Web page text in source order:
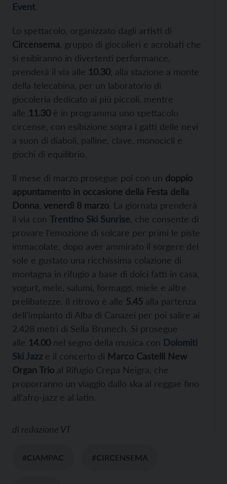
Event.
Lo spettacolo, organizzato dagli artisti di
Circensema , gruppo di giocolieri e acrobati che
si esibiranno in divertenti performance,
prenderà il via alle 10.30 , alla stazione a monte
della telecabina, per un laboratorio di
giocoleria dedicato ai più piccoli, mentre
alle 11.30 è in programma uno spettacolo
circense, con esibizione sopra i gatti delle nevi
a suon di diaboli, palline, clave, monocicli e
giochi di equilibrio.
Il mese di marzo prosegue poi con un doppio
appuntamento in occasione della Festa della
Donna venerdì 8 marzo. La giornata prenderà
il via con Trentino Ski Sunrise , che consente di
provare l’emozione di solcare per primi le piste
immacolate, dopo aver ammirato il sorgere del
sole e gustato una ricchissima colazione di
montagna in rifugio a base di dolci fatti in casa,
yogurt, mele, salumi, formaggi, miele e altre
prelibatezze. Il ritrovo è alle 5.45 alla partenza
dell’impianto di Alba di Canazei per poi salire ai
2.428 metri di Sella Brunech. Si prosegue
alle 14.00 nel segno della musica con Dolomiti
Ski Jazz e il concerto di Marco Castelli New
Organ Trio al Rifugio Crepa Neigra, che
proporranno un viaggio dallo ska al reggae fino
all’afro-jazz e al latin.
di redazione VT
#CIAMPAC #CIRCENSEMA